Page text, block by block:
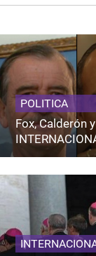
POLITICA
Fox, Calderón